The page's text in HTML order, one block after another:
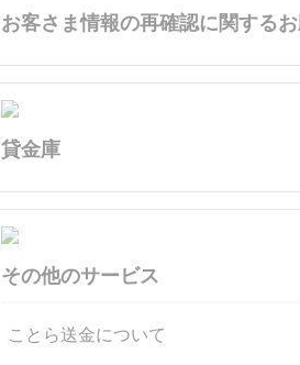
お客さま情報の再確認に関する
貸金庫
その他のサービス
ことら送金について